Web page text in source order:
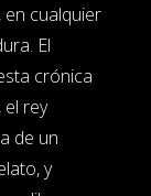
en cualquier
El
crónica
el rey
de un
y